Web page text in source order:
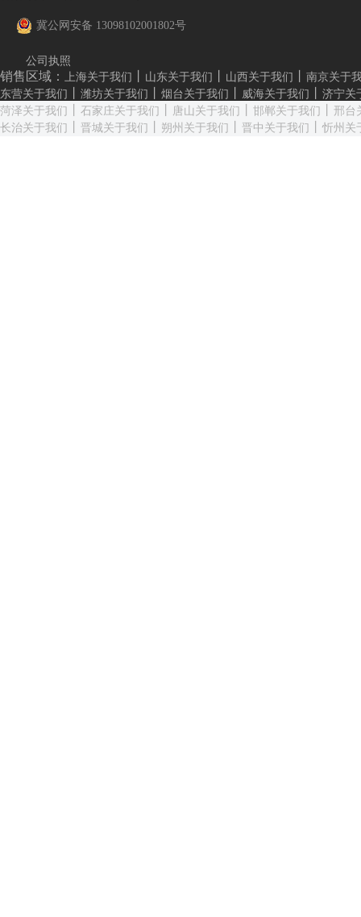
冀公网安备 13098102001802号
公司执照
销售区域： 上海关于我们 山东关于我们 山西关于我们
南京关于
东营关于我们
潍坊关于我们 烟台关于我们 威海关于我们
济宁关
菏泽关于我们
石家庄关于我们 唐山关于我们 邯郸关于我们
邢台
长治关于我们
晋城关于我们 朔州关于我们 晋中关于我们 忻州关